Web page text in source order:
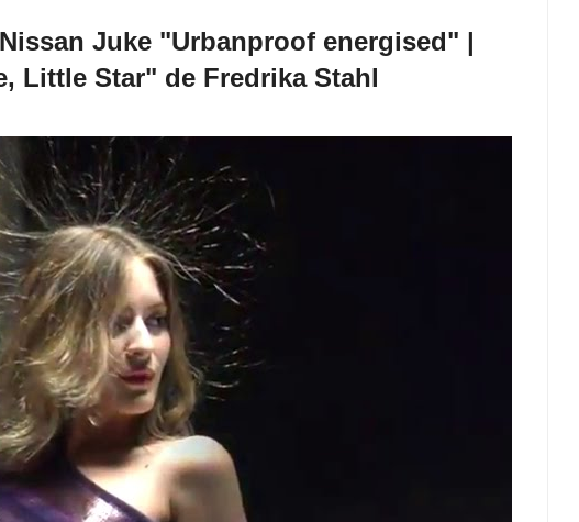
Juke "Urbanproof energised" |
Little Star" de Fredrika Stahl